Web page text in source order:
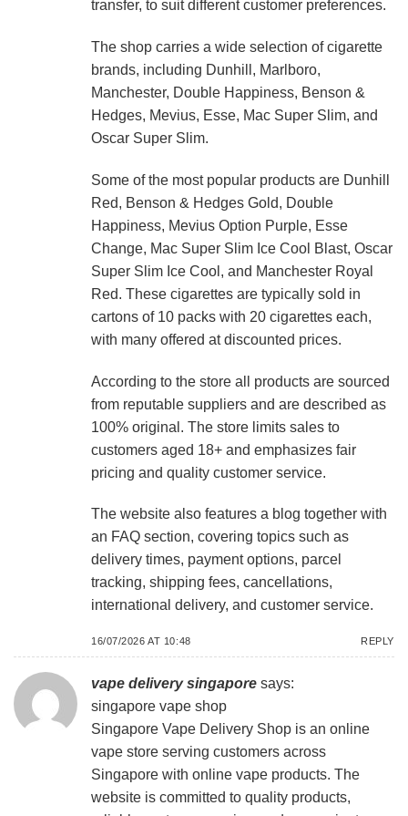
transfer, to suit different customer preferences.
The shop carries a wide selection of cigarette
brands, including Dunhill, Marlboro,
Manchester, Double Happiness, Benson &
Hedges, Mevius, Esse, Mac Super Slim, and
Oscar Super Slim.
Some of the most popular products are Dunhill
Red, Benson & Hedges Gold, Double
Happiness, Mevius Option Purple, Esse
Change, Mac Super Slim Ice Cool Blast, Oscar
Super Slim Ice Cool, and Manchester Royal
Red. These cigarettes are typically sold in
cartons of 10 packs with 20 cigarettes each,
with many offered at discounted prices.
According to the store all products are sourced
from reputable suppliers and are described as
100% original. The store limits sales to
customers aged 18+ and emphasizes fair
pricing and quality customer service.
The website also features a blog together with
an FAQ section, covering topics such as
delivery times, payment options, parcel
tracking, shipping fees, cancellations,
international delivery, and customer service.
16/07/2026 AT 10:48 REPLY
vape delivery singapore says:
singapore vape shop
Singapore Vape Delivery Shop is an online
vape store serving customers across
Singapore with online vape products. The
website is committed to quality products,